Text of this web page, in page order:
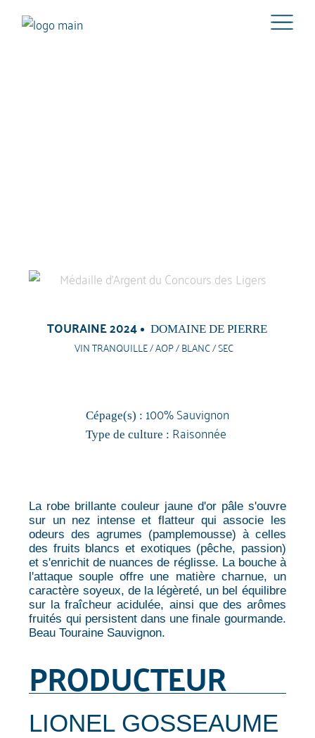
TOURAINE 2024 DOMAINE DE PIERRE
VIN TRANQUILLE / AOP / BLANC / SEC
Cépage(s) : 100% Sauvignon
Type de culture : Raisonnée
La robe brillante couleur jaune d'or pâle s'ouvre
sur un nez intense et flatteur qui associe les
odeurs des agrumes (pamplemousse) à celles
des fruits blancs et exotiques (pêche, passion)
et s'enrichit de nuances de réglisse. La bouche à
l'attaque souple offre une matière charnue, un
caractère soyeux, de la légèreté, un bel équilibre
sur la fraîcheur acidulée, ainsi que des arômes
fruités qui persistent dans une finale gourmande.
Beau Touraine Sauvignon.
PRODUCTEUR
LIONEL GOSSEAUME